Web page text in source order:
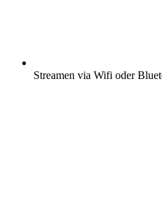
Streamen via Wifi oder